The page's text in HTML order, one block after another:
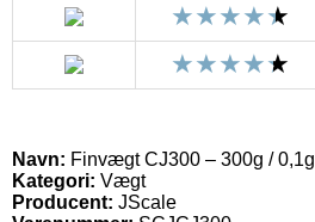
Navn: Finvægt CJ300 – 300g / 0,1g
Kategori: Vægt
Producent: JScale